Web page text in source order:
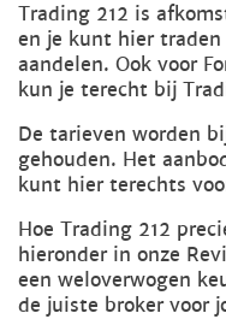
Trading 212 is
en je kunt hier traden
aandelen. Ook voor
kun je terecht bij
De tarieven worden
gehouden. Het
kunt hier terechts
Hoe Trading 212
hieronder in onze
een weloverwogen
de juiste broker voor